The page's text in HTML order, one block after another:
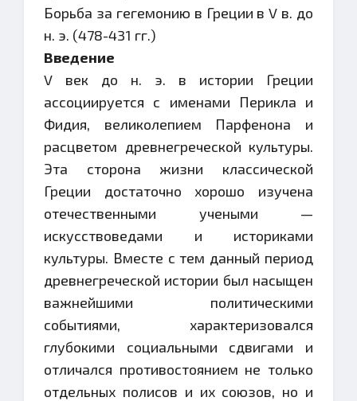
Борьба за гегемонию в Греции в V в. до
н. э. (478-431 гг.)
Введение
V век до н. э. в истории Греции
ассоциируется с именами Перикла и
Фидия, великолепием Парфенона и
расцветом древнегреческой культуры.
Эта сторона жизни классической
Греции достаточно хорошо изучена
отечественными учеными —
искусствоведами и историками
культуры. Вместе с тем данный период
древнегреческой истории был насыщен
важнейшими политическими
событиями, характеризовался
глубокими социальными сдвигами и
отличался противостоянием не только
отдельных полисов и их союзов, но и